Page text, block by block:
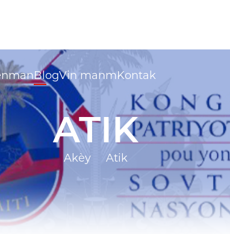
evènman
BlogVin manmKontak
ATIK
Akèy Atik